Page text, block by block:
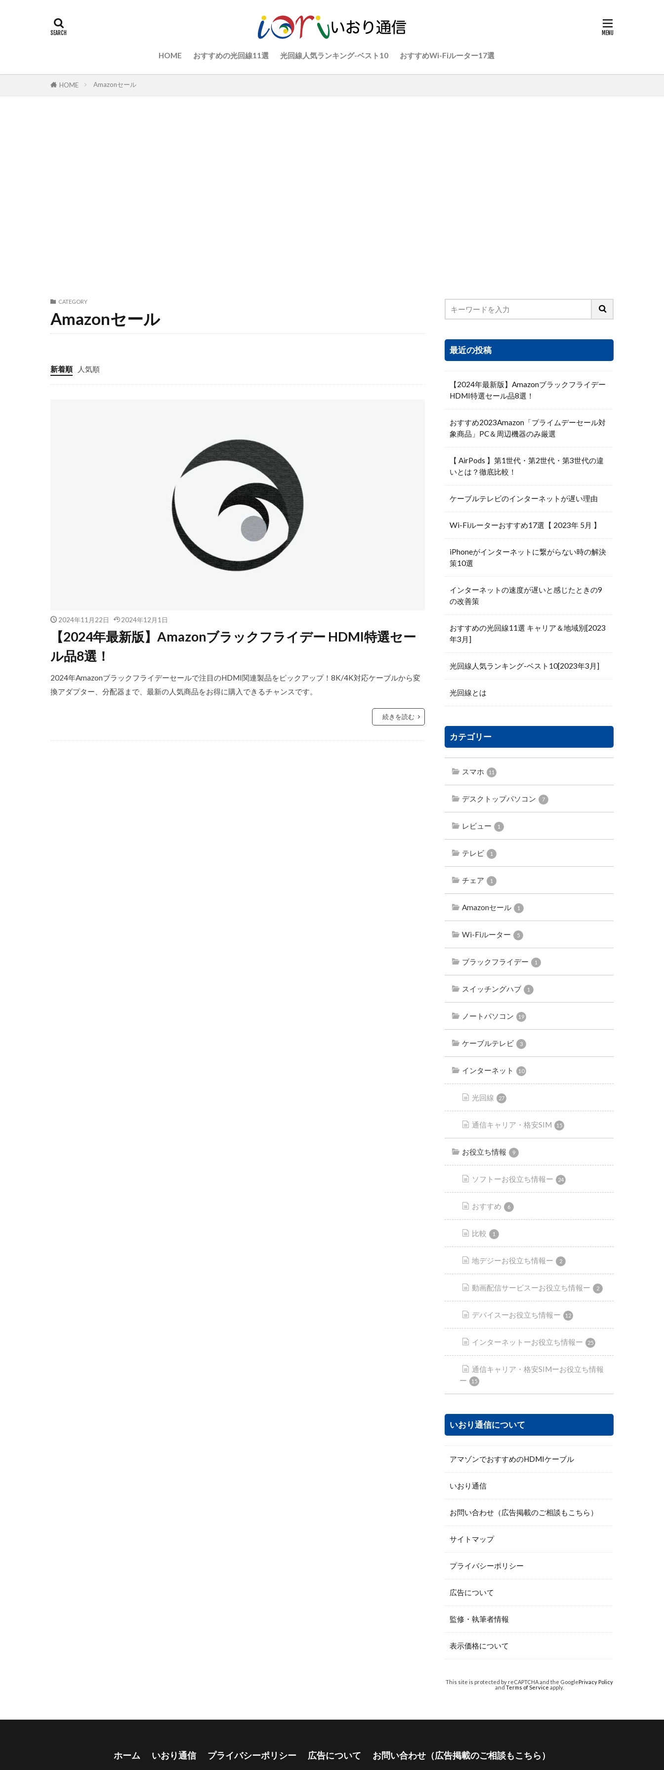
HOME おすすめの光回線11選 光回線人気ランキング-ベスト10 おすすめWi-Fiルーター17選
HOME Amazonセール
CATEGORY
Amazonセール
新着順 人気順
2024年11月22日 2024年12月1日
【2024年最新版】Amazonブラックフライデー HDMI特選セー
ル品8選！
2024年Amazonブラックフライデーセールで注目のHDMI関連製品をピックアップ！8K/4K対応ケーブルから変
換アダプター、分配器まで、最新の人気商品をお得に購入できるチャンスです。
続きを読む
最近の投稿
【2024年最新版】Amazonブラックフライデー
HDMI特選セール品8選！
おすすめ2023Amazon「プライムデーセール対
象商品」PC＆周辺機器のみ厳選
【 AirPods 】第1世代・第2世代・第3世代の違
いとは？徹底比較！
ケーブルテレビのインターネットが遅い理由
Wi-Fiルーターおすすめ17選【 2023年 5月 】
iPhoneがインターネットに繋がらない時の解決
策10選
インターネットの速度が遅いと感じたときの9
の改善策
おすすめの光回線11選 キャリア＆地域別[2023
年3月]
光回線人気ランキング-ベスト10[2023年3月]
光回線とは
カテゴリー
スマホ 11
デスクトップパソコン 7
レビュー 1
テレビ 1
チェア 1
Amazonセール 1
Wi-Fiルーター 5
ブラックフライデー 1
スイッチングハブ 1
ノートパソコン 19
ケーブルテレビ 3
インターネット 10
光回線 27
通信キャリア・格安SIM 15
お役立ち情報 9
ソフトーお役立ち情報ー 24
おすすめ 6
比較 1
地デジーお役立ち情報ー 2
動画配信サービスーお役立ち情報ー 2
デバイスーお役立ち情報ー 12
インターネットーお役立ち情報ー 25
通信キャリア・格安SIMーお役立ち情報
ー
15
いおり通信について
アマゾンでおすすめのHDMIケーブル
いおり通信
お問い合わせ（広告掲載のご相談もこちら）
サイトマップ
プライバシーポリシー
広告について
監修・執筆者情報
表示価格について
This site is protected by reCAPTCHA and the GooglePrivacy Policy
and Terms of Service apply.
ホーム いおり通信 プライバシーポリシー 広告について お問い合わせ（広告掲載のご相談もこちら）